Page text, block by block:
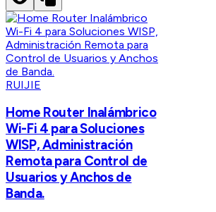
RUIJIE
Home Router Inalámbrico
Wi-Fi 4 para Soluciones
WISP, Administración
Remota para Control de
Usuarios y Anchos de
Banda.